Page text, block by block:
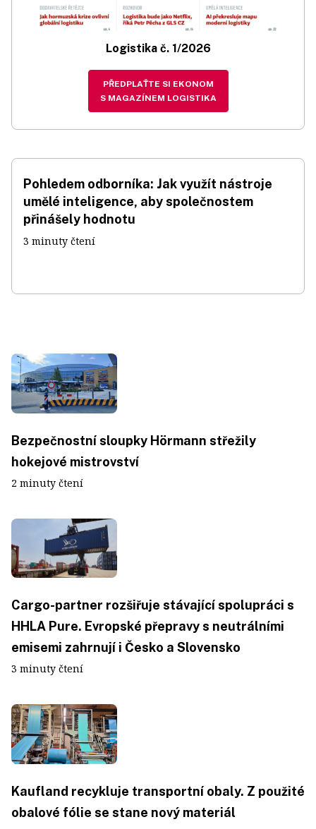
Logistika č. 1/2026
PŘEDPLAŤTE SI EKONOM
S MAGAZÍNEM LOGISTIKA
Pohledem odborníka: Jak využít nástroje
umělé inteligence, aby společnostem
přinášely hodnotu
3 minuty čtení
Bezpečnostní sloupky Hörmann střežily
hokejové mistrovství
2 minuty čtení
Cargo-partner rozšiřuje stávající spolupráci s
HHLA Pure. Evropské přepravy s neutrálními
emisemi zahrnují i Česko a Slovensko
3 minuty čtení
Kaufland recykluje transportní obaly. Z použité
obalové fólie se stane nový materiál